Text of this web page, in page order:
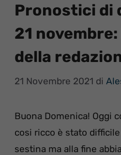
Pronostici di
21
della
21 Novembre 2021 di
Buona Domenica! Oggi
cosi ricco è stato
sestina ma alla fine